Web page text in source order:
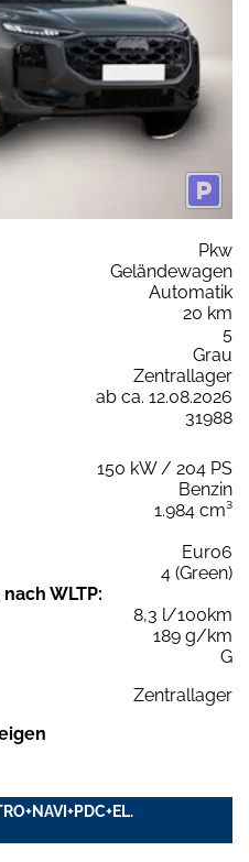
Pkw
Geländewagen
Automatik
20 km
5
Grau
Zentrallager
ab ca. 12.08.2026
31988
150 kW / 204 PS
Benzin
1.984 cm³
Euro6
4 (Green)
WLTP:
8,3 l/100km
189 g/km
G
Zentrallager